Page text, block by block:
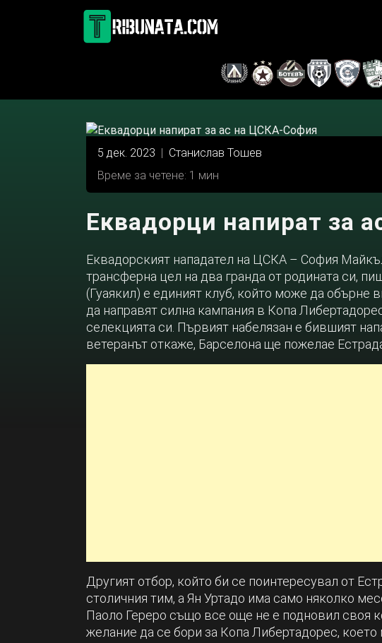
5 дек. 2023 | Станислав Тошев
Време за четене: 1 мин
Еквадорци напират за
Еквадорският нападател на ЦСКА – София
трансферна цел на два гранда от родината си,
(Гуаякил) е единият клуб, който може да обърне
да направят силна кампания в Копа
селекцията си. Първият набелязан е бившият
ветеранът откаже, Барселона ще пожелае
Другият отбор, който би се поинтересувал от
столичния тим, а Ян Уртадо има само няколко
Паоло Гереро също все още не е подновил своя
желание да се бори за Копа Либертадорес,